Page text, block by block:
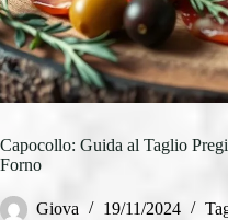
Capocollo: Guida al Taglio
Forno
Giova 19/11/2024